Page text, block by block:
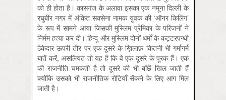
को ही होता है। कासगंज के अलावा इसका एक नमूना दिल्ली के
रघुबीर नगर में अंकित सक्सेना नामक युवक की ‘ऑनर किलिंग’
के रूप में सामने आया जिसकी मुस्लिम प्रेमिका के परिजनों ने
निर्मम हत्या कर दी। हिन्दू और मुस्लिम दोनों धर्मों के कट्टरपन्थी
ठेकेदार ऊपरी तौर पर एक-दूसरे के ख़ि‍लाफ़ कितनी भी गर्मागर्म
बातें करें, असलियत तो यह है कि वे एक-दूसरे के पूरक हैं। एक
की राजनीति चमकती है तो दूसरे की भी बाँछें खिल जाती हैं
क्योंकि उसको भी राजनीतिक रोटियाँ सेंकने के लिए आग मिल
जाती है।